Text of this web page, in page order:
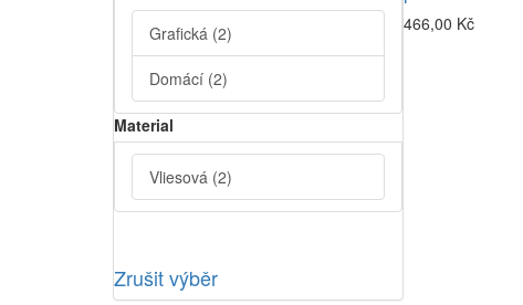
Grafická (2)
Domácí (2)
Material
Vliesová (2)
Zrušit výběr
466,00 Kč